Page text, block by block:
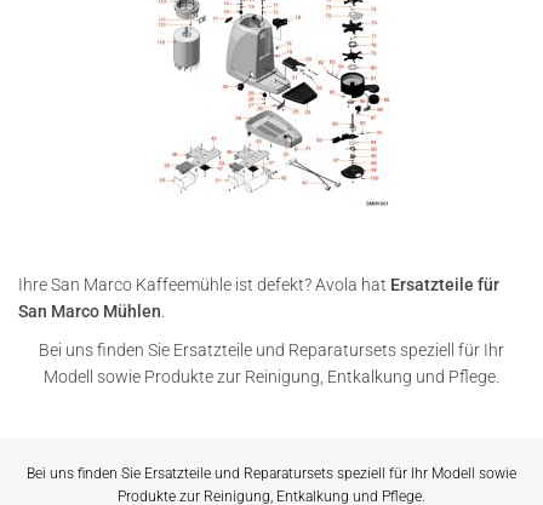
Ihre San Marco Kaffeemühle ist defekt? Avola hat Ersatzteile für
San Marco Mühlen
Bei uns finden Sie Ersatzteile und Reparatursets speziell für Ihr
Modell sowie Produkte zur Reinigung, Entkalkung und Pflege.
Bei uns finden Sie Ersatzteile und Reparatursets speziell für Ihr Modell sowie
Produkte zur Reinigung, Entkalkung und Pflege.